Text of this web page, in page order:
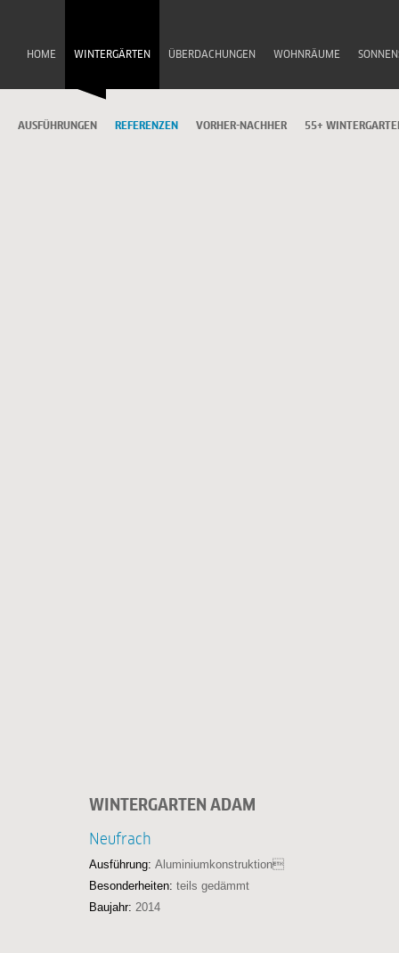
HOME WINTERGÄRTEN ÜBERDACHUNGEN WOHNRÄUME
AUSFÜHRUNGEN REFERENZEN VORHER-NACHHER 55+
WINTERGARTEN ADAM
Neufrach
Ausführung: Aluminiumkonstruktion
Besonderheiten: teils gedämmt
Baujahr: 2014